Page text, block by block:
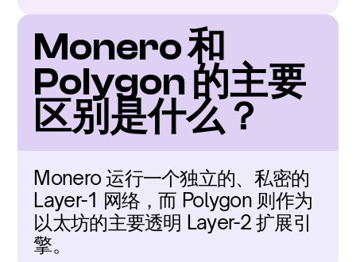
Monero 和
Polygon 的主要
区别是什么？
Monero 运行一个独立的、私密的
Layer-1 网络，而 Polygon 则作为
以太坊的主要透明 Layer-2 扩展引
擎。